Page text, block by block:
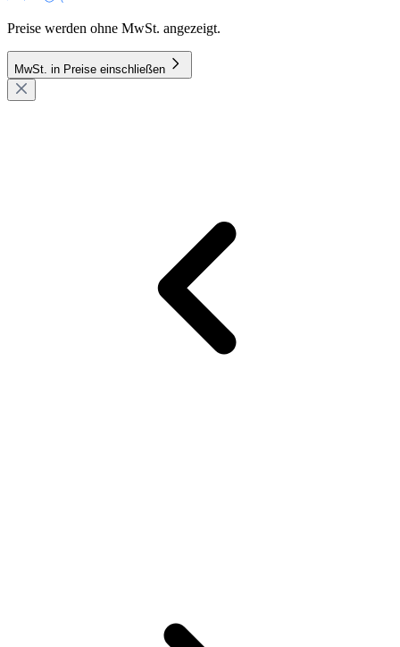
Preise werden ohne MwSt. angezeigt.
MwSt. in Preise einschließen